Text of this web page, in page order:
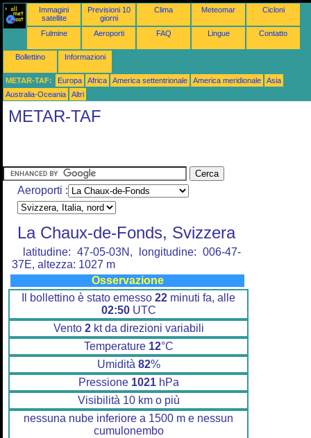
Immagini
satellite
Previsioni 10
giorni
Clima Meteomar Cicloni
Fulmine Aeroporti FAQ Lingue Contatto
Bollettino Informazioni
METAR-TAF: Europa Africa America settentrionale America meridionale
Asia
Australia-Oceania
Altri
METAR-TAF
Aeroporti :
La Chaux-de-Fonds, Svizzera
latitudine: 47-05-03N, longitudine: 006-47-
37E, altezza: 1027 m
Osservazione
Il bollettino è stato emesso 22 minuti fa, alle
02:50UTC
Vento 2kt da direzioni variabili
Temperature 12°C
Umidità 82%
Pressione 1021hPa
Visibilità 10 km o più
nessuna nube inferiore a 1500 m e nessun
cumulonembo